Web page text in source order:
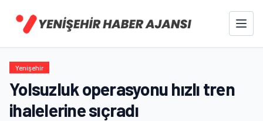
Yenişehir
Yolsuzluk operasyonu hızlı tren
ihalelerine sıçradı